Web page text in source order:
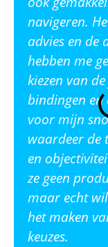
navigeren.
advies en de
hebben me
kiezen van
bindingen en
voor mijn
waardeer de
en
ze geen
maar echt
het maken
keuzes.